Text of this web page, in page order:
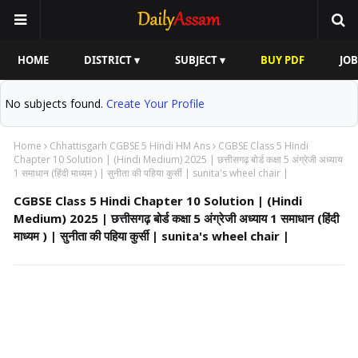
HOME DISTRICT ▾ SUBJECT ▾ BUY PDF
No subjects found. Create Your Profile
Home Chhattisgarh CGBSE 5 Hindi HM Ans
CGBSE Class 5 Hindi
Chapter 10 Solution | (Hindi Medium) 2025 | छत्तीसगढ़ बोर्ड कक्षा 5 अंग्रेजी अध्याय
1 समाधान (हिंदी माध्यम ) | सुनीता की पहिया कुर्सी | sunita's wheel chair |
CGBSE Class 5 Hindi Chapter 10 Solution | (Hindi
Medium) 2025 | छत्तीसगढ़ बोर्ड कक्षा 5 अंग्रेजी अध्याय 1 समाधान (हिंदी
माध्यम ) | सुनीता की पहिया कुर्सी | sunita's wheel chair |